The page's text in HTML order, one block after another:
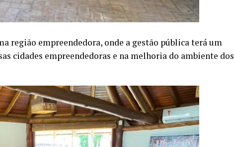
região empreendedora, onde a gestão pública terá um
cidades empreendedoras e na melhoria do ambiente dos